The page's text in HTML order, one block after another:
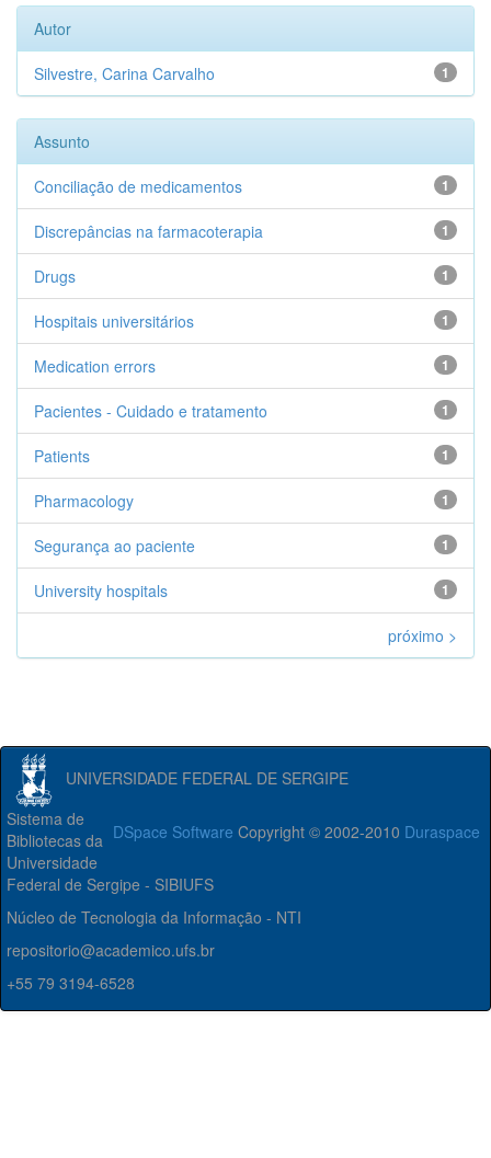
Autor
1
Silvestre, Carina Carvalho
Assunto
1
Conciliação de medicamentos
1
Discrepâncias na farmacoterapia
1
Drugs
1
Hospitais universitários
1
Medication errors
1
Pacientes - Cuidado e tratamento
1
Patients
1
Pharmacology
1
Segurança ao paciente
1
University hospitals
próximo >
UNIVERSIDADE FEDERAL DE SERGIPE
DSpace Software Copyright © 2002-2010 Duraspace
Sistema de
Bibliotecas da
Universidade
Federal de Sergipe - SIBIUFS
Núcleo de Tecnologia da Informação - NTI
repositorio@academico.ufs.br
+55 79 3194-6528